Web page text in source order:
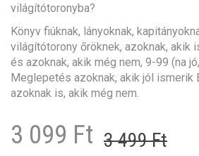
világítótoronyba?
Könyv fiúknak, lányoknak,
világítótorony őröknek, azoknak, akik
és azoknak, akik még nem, 9-99 (na
Meglepetés azoknak, akik jól ismerik
azoknak is, akik még nem.
3 499Ft
3 099 Ft